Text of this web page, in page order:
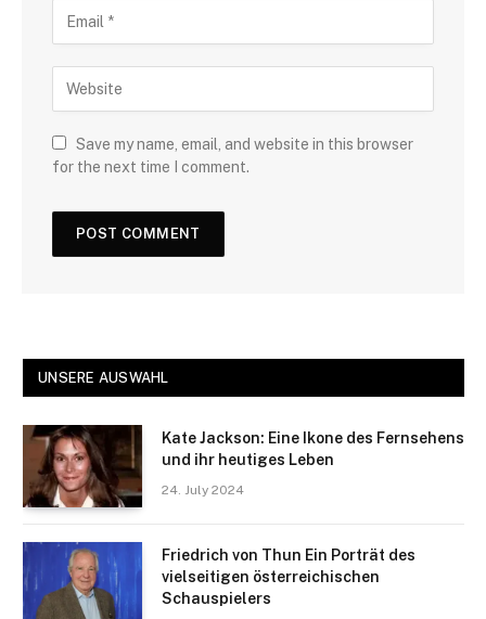
Save my name, email, and website in this browser
for the next time I comment.
UNSERE AUSWAHL
Kate Jackson: Eine Ikone des Fernsehens
und ihr heutiges Leben
24. July 2024
Friedrich von Thun Ein Porträt des
vielseitigen österreichischen
Schauspielers